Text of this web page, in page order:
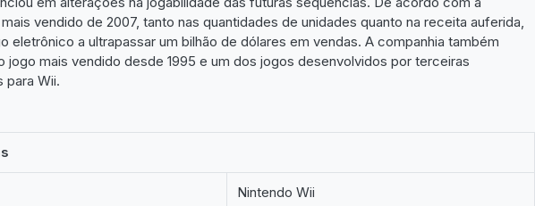
vendido de 2007, tanto nas quantidades de unidades quanto na receita auferida,
eletrônico a ultrapassar um bilhão de dólares em vendas. A companhia também
jogo mais vendido desde 1995 e um dos jogos desenvolvidos por terceiras
para Wii.
Nintendo Wii